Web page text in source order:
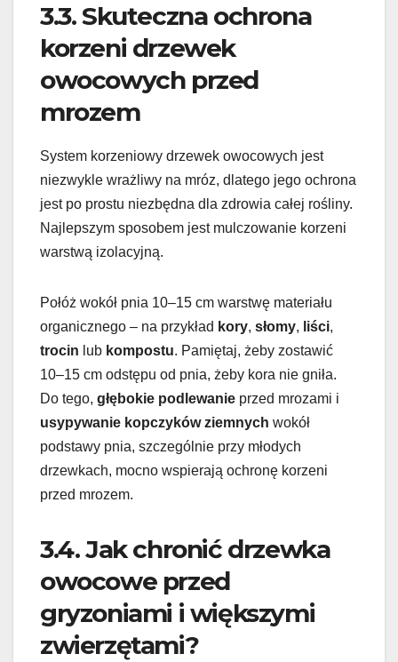
3.3. Skuteczna ochrona
korzeni drzewek
owocowych przed
mrozem
System korzeniowy drzewek owocowych jest
niezwykle wrażliwy na mróz, dlatego jego ochrona
jest po prostu niezbędna dla zdrowia całej rośliny.
Najlepszym sposobem jest mulczowanie korzeni
warstwą izolacyjną.
Połóż wokół pnia 10–15 cm warstwę materiału
organicznego – na przykład kory, słomy, liści,
trocin lub kompostu. Pamiętaj, żeby zostawić
10–15 cm odstępu od pnia, żeby kora nie gniła.
Do tego, głębokie podlewanie przed mrozami i
usypywanie kopczyków ziemnych wokół
podstawy pnia, szczególnie przy młodych
drzewkach, mocno wspierają ochronę korzeni
przed mrozem.
3.4. Jak chronić drzewka
owocowe przed
gryzoniami i większymi
zwierzętami?